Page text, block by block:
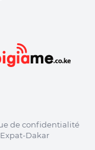
de confidentialité
Expat-Dakar